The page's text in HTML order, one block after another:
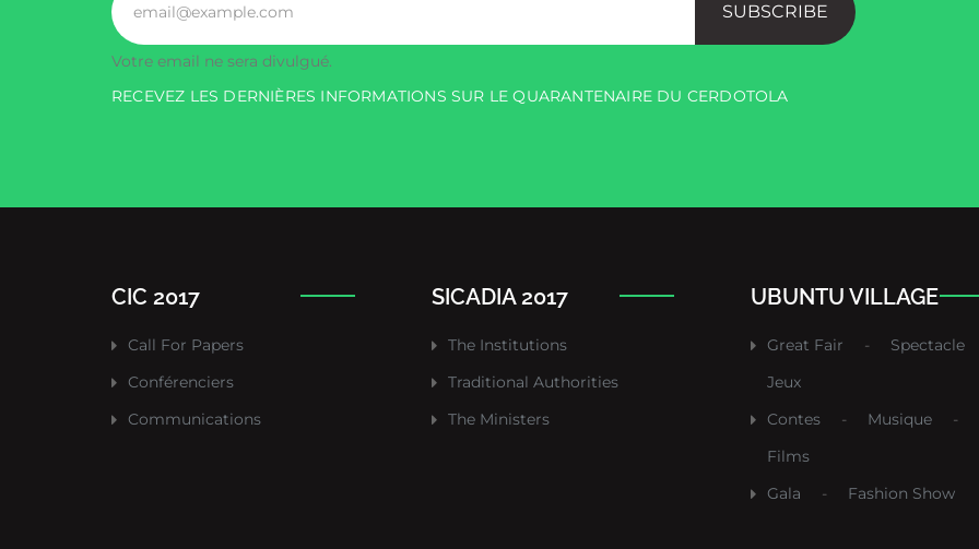
SUBSCRIBE
Votre email ne sera divulgué.
RECEVEZ LES DERNIÈRES INFORMATIONS SUR LE QUARANTENAIRE DU CERDOTOLA
CIC 2017
Call For Papers
Conférenciers
Communications
SICADIA 2017
The Institutions
Traditional Authorities
The Ministers
UBUNTU VILLAGE
Great Fair -
Spectacle
Jeux
Contes
- Musique
-
Films
Gala
- Fashion Show